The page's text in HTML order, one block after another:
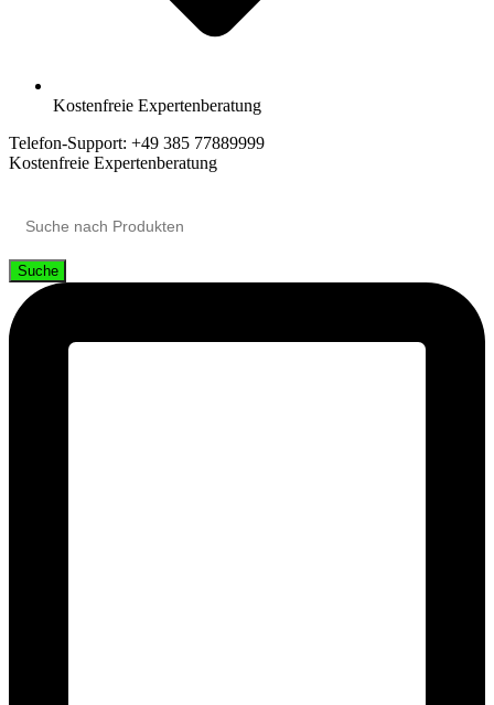
Kostenfreie Expertenberatung
Telefon-Support: +49 385 77889999
Kostenfreie Expertenberatung
Suche